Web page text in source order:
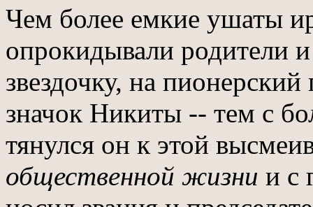
Чем более емкие ушаты
опрокидывали родители
звездочку, на
значок Никиты -- тем с
тянулся он к этой
общественной жизни и с